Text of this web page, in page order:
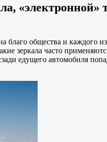
«электронной»
общества и каждого
зеркала часто
едущего автомобиля